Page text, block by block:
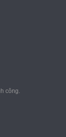
công.